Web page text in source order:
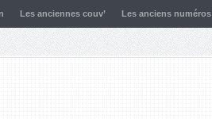
Les anciennes couv’ Les anciens numéros